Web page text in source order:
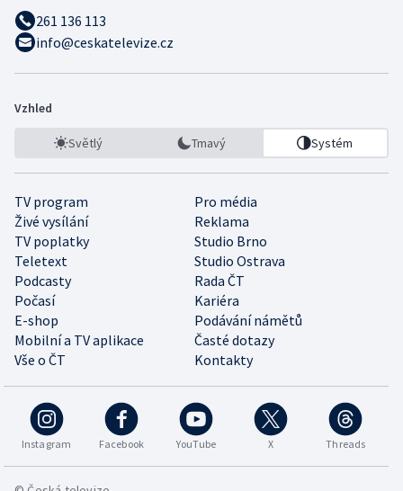
261 136 113
info@ceskatelevize.cz
Vzhled
Světlý Tmavý Systém
TV program
Pro média
Živé vysílání
Reklama
TV poplatky
Studio Brno
Teletext
Studio Ostrava
Podcasty
Rada ČT
Počasí
Kariéra
E-shop
Podávání námětů
Mobilní a TV aplikace
Časté dotazy
Vše o ČT
Kontakty
Instagram Facebook YouTube X Threads